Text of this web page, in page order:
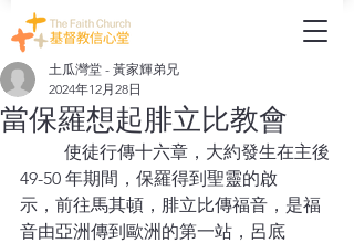
當保羅想起腓立比教會
土瓜灣堂 - 黃家輝弟兄
2024年12月28日
49-50 年期間，保羅得到聖靈的啟
示，前往馬其頓，腓立比傳福音，是福
音由亞洲傳到歐洲的第一站，呂底